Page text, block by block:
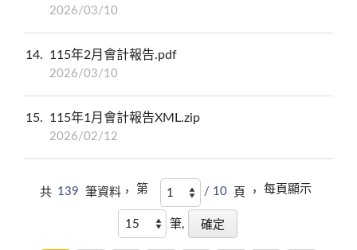
2026/03/10
14 115年2月會計報告.pdf
2026/03/10
15 115年1月會計報告XML.zip
2026/02/12
共 139 筆資料， 第 / 10 頁 ， 每頁顯示
筆,